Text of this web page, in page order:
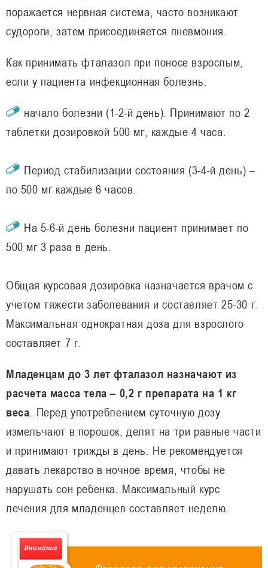
поражается нервная система, часто возникают
судороги, затем присоединяется пневмония.
Как принимать фталазол при поносе взрослым,
если у пациента инфекционная болезнь:
начало болезни (1-2-й день). Принимают по 2
таблетки дозировкой 500 мг, каждые 4 часа.
Период стабилизации состояния (3-4-й день) –
по 500 мг каждые 6 часов.
На 5-6-й день болезни пациент принимает по
500 мг 3 раза в день.
Общая курсовая дозировка назначается врачом с
учетом тяжести заболевания и составляет 25-30 г.
Максимальная однократная доза для взрослого
составляет 7 г.
Младенцам до 3 лет фталазол назначают из
расчета масса тела – 0,2 г препарата на 1 кг
веса . Перед употреблением суточную дозу
измельчают в порошок, делят на три равные части
и принимают трижды в день. Не рекомендуется
давать лекарство в ночное время, чтобы не
нарушать сон ребенка. Максимальный курс
лечения для младенцев составляет неделю.